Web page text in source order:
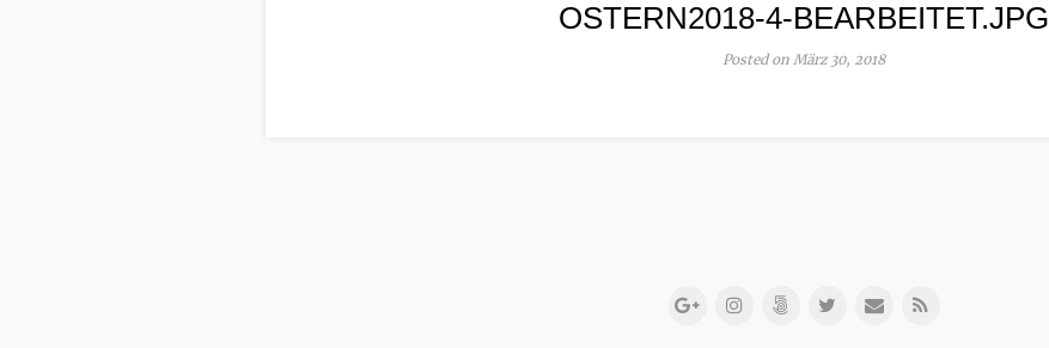
OSTERN2018-4-BEARBEITET.JPG
Posted on März 30, 2018